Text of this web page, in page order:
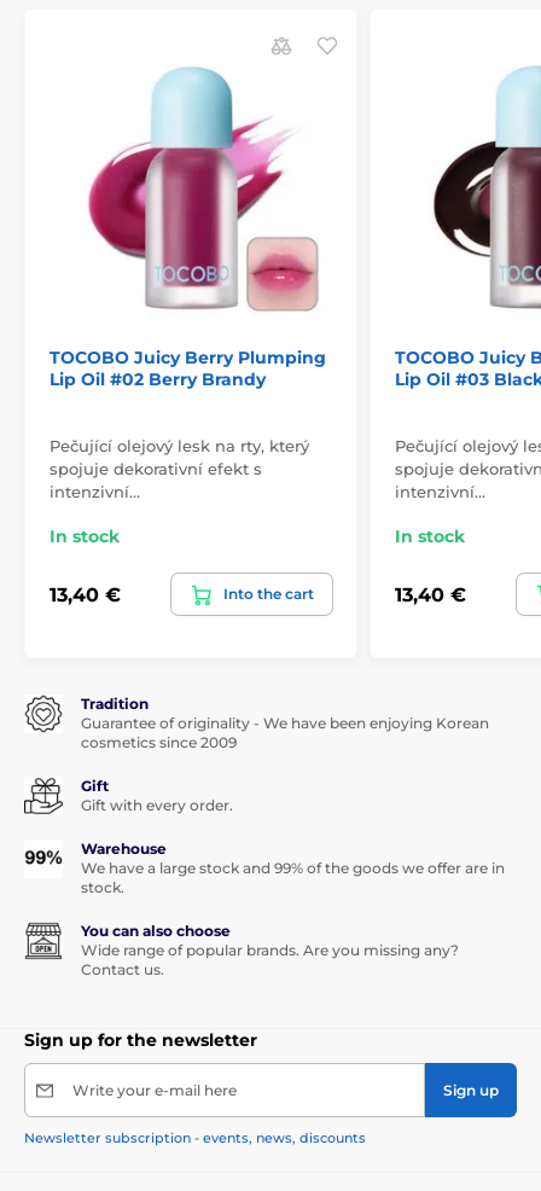
TOCOBO Juicy Berry Plumping
Lip Oil #02 Berry Brandy
Pečující olejový lesk na rty, který
spojuje dekorativní efekt s
intenzivní…
In stock
13,40 € Into the cart
TOCOBO Juicy
Lip Oil #03
Pečující olejový
spojuje
intenzivní…
In stock
13,40 €
Tradition
Guarantee of originality - We have been enjoying Korean
cosmetics since 2009
Gift
Gift with every order.
Warehouse
We have a large stock and 99% of the goods we offer are in
stock.
You can also choose
Wide range of popular brands. Are you missing any?
Contact us.
Sign up for the newsletter
Write your e-mail here Sign up
Newsletter subscription - events, news, discounts